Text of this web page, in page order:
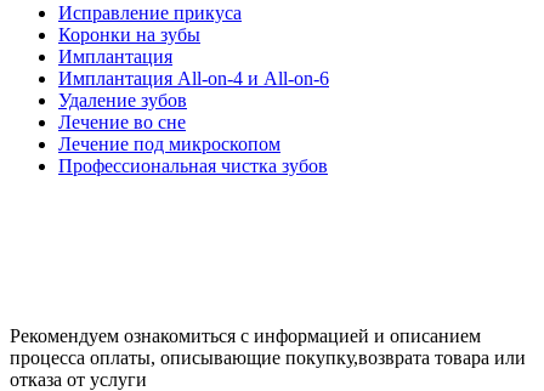
Исправление прикуса
Коронки на зубы
Имплантация
Имплантация All-on-4 и All-on-6
Удаление зубов
Лечение во сне
Лечение под микроскопом
Профессиональная чистка зубов
Рекомендуем ознакомиться с информацией и описанием
процессa оплаты, описывающие покупку,возврата товара или
отказа от услуги